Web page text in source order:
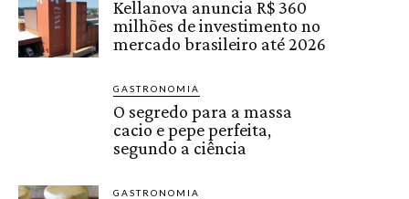
Kellanova anuncia R$ 360
milhões de investimento no
mercado brasileiro até 2026
GASTRONOMIA
O segredo para a massa
cacio e pepe perfeita,
segundo a ciência
GASTRONOMIA